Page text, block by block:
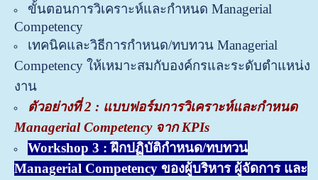
ขั้นตอนการวิเคราะห์และกำหนด Managerial
Competency
เทคนิคและวิธีการกำหนด/ทบทวน Managerial
Competency ให้เหมาะสมกับองค์กรและระดับตำแหน่ง
งาน
ตัวอย่างที่ 2 : แบบฟอร์มการวิเคราะห์และกำหนด
Managerial Competency จาก KPIs
Workshop 3 : ฝึกปฏิบัติกำหนด/ทบทวน
Managerial Competency ของผู้บริหาร ผู้จัดการ และ